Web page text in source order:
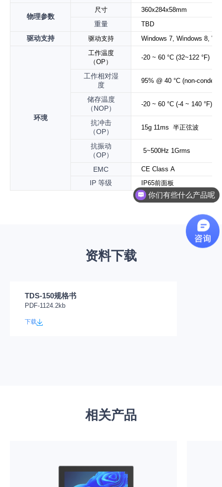
物理参数
尺寸 360x284x58mm
重量 TBD
驱动支持 驱动支持 Windows 7, Windows 8,
环境
工作温度
（OP ）
-20 ~ 60 °C (32~122 °F)
工作相对湿
度
95% @ 40 °C (non-
储存温度
（NOP）
-20 ~ 60 °C (-4 ~ 140 °F)
抗冲击
（OP）
15g 11ms 半正弦波
抗振动
（OP）
5~500Hz 1Grms
EMC CE Class A
IP 等级 IP65前面板
资料下载
TDS-150规格书
PDF-1124.2kb
下载
相关产品
你们有些什么产品呢